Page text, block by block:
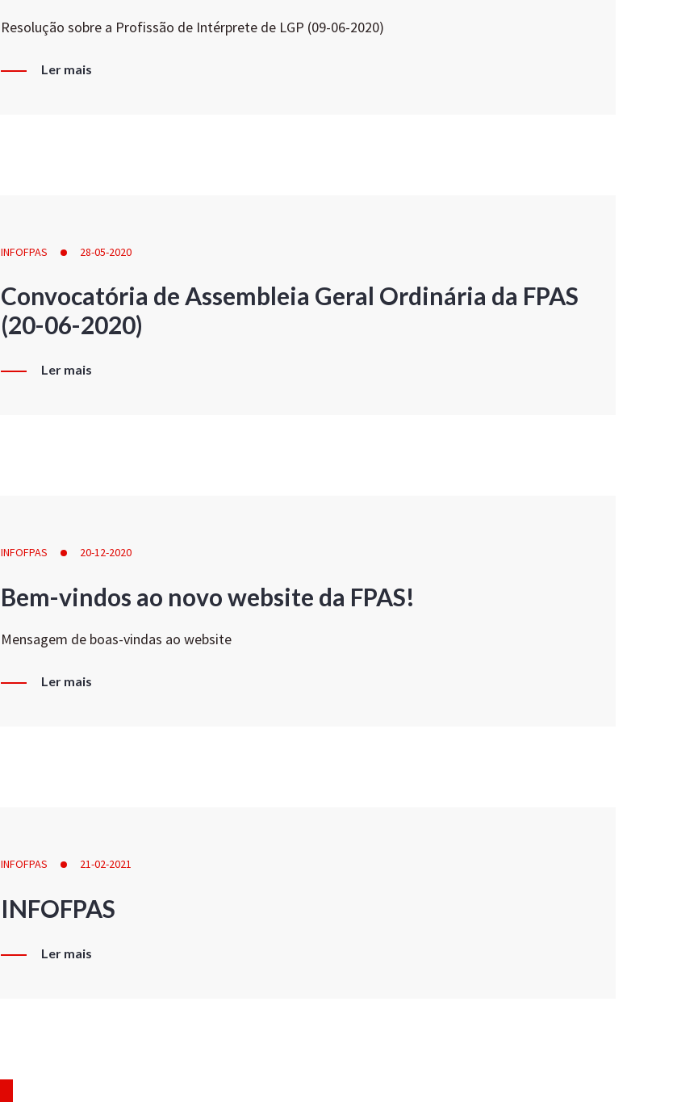
Resolução sobre a Profissão de Intérprete de LGP (09-06-2020)
Ler mais
INFOFPAS 28-05-2020
Convocatória de Assembleia Geral Ordinária da FPAS
(20-06-2020)
Ler mais
INFOFPAS 20-12-2020
Bem-vindos ao novo website da FPAS!
Mensagem de boas-vindas ao website
Ler mais
INFOFPAS 21-02-2021
INFOFPAS
Ler mais